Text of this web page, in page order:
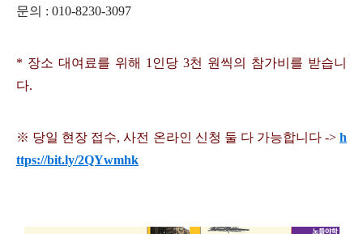
문의 : 010-8230-3097
* 장소 대여료를 위해 1 인당 3천 원씩의 참가비를 받습니
다.
※ 당일 현장 접수,사전 온라인 신청 둘 다 가능합니다 -> h
ttps://bit.ly/2QYwmhk